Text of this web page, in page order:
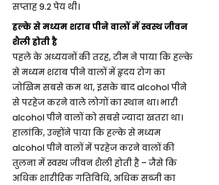
सप्ताह 9.2 पेय थी।
हल्के से मध्यम शराब पीने वालों में स्वस्थ जीवन
शैली होती है
पहले के अध्ययनों की तरह, टीम ने पाया कि हल्के
से मध्यम शराब पीने वालों में हृदय रोग का
जोखिम सबसे कम था, इसके बाद alcohol पीने
से परहेज करने वाले लोगों का स्थान था। भारी
alcohol पीने वालों को सबसे ज्यादा खतरा था।
हालांकि, उन्होंने पाया कि हल्के से मध्यम
alcohol पीने वालों में परहेज करने वालों की
तुलना में स्वस्थ जीवन शैली होती है – जैसे कि
अधिक शारीरिक गतिविधि, अधिक सब्जी का